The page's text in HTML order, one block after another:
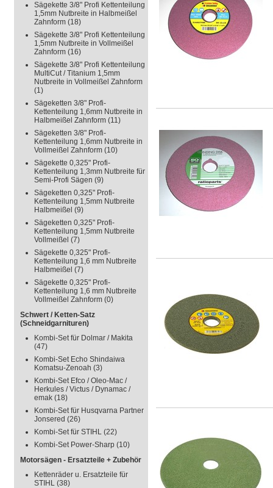
Sägekette 3/8" Profi Kettenteilung
1,5mm Nutbreite in Halbmeißel
Zahnform (18)
Sägekette 3/8" Profi Kettenteilung
1,5mm Nutbreite in Vollmeißel
Zahnform (16)
Sägekette 3/8" Profi Kettenteilung
MultiCut / Titanium 1,5mm
Nutbreite in Vollmeißel Zahnform
(1)
Sägeketten 3/8" Profi-
Kettenteilung 1,6mm Nutbreite in
Halbmeißel Zahnform (11)
Sägeketten 3/8" Profi-
Kettenteilung 1,6mm Nutbreite in
Vollmeißel Zahnform (10)
Sägekette 0,325" Profi-
Kettenteilung 1,3mm Nutbreite für
Semi-Profi Sägen (9)
Sägeketten 0,325" Profi-
Kettenteilung 1,5mm Nutbreite
Halbmeißel (9)
Sägeketten 0,325" Profi-
Kettenteilung 1,5mm Nutbreite
Vollmeißel (7)
Sägekette 0,325" Profi-
Kettenteilung 1,6 mm Nutbreite
Halbmeißel (7)
Sägekette 0,325" Profi-
Kettenteilung 1,6 mm Nutbreite
Vollmeißel Zahnform (0)
Schwert / Ketten-Satz
(Schneidgarnituren)
Kombi-Set für Dolmar / Makita
(47)
Kombi-Set Echo Shindaiwa
Komatsu-Zenoah (3)
Kombi-Set Efco / Oleo-Mac /
Herkules / Victus / Dynamac /
emak (18)
Kombi-Set für Husqvarna Partner
Jonsered (26)
Kombi-Set für STIHL (22)
Kombi-Set Power-Sharp (10)
Motorsägen - Ersatzteile + Zubehör
Kettenräder u. Ersatzteile für
STIHL (38)